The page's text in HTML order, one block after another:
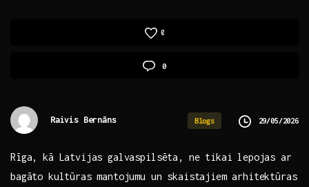
0
0
Raivis Bernāns Blogs 29/05/2026
Rīga, ​kā Latvijas galvaspilsēta, ne tikai lepojas ar
bagāto kultūras mantojumu un skaistajiem arhitektūras